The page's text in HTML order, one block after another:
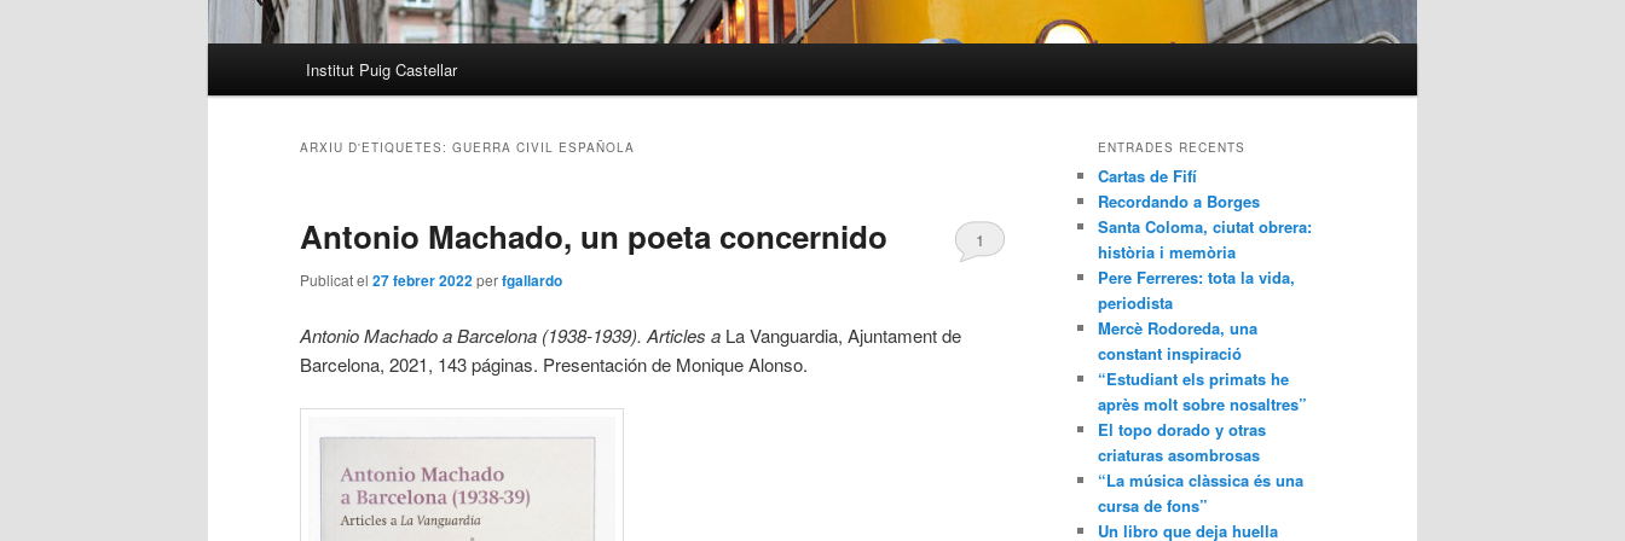
Institut Puig Castellar
ARXIU D'ETIQUETES: GUERRA CIVIL ESPAÑOLA
Antonio Machado, un poeta concernido
Publicat el 27 febrer 2022perfgallardo
1
Antonio Machado a Barcelona (1938-1939). Articles a La Vanguardia, Ajuntament de
Barcelona, 2021, 143 páginas. Presentación de Monique Alonso.
ENTRADES RECENTS
Cartas de Fifí
Recordando a Borges
Santa Coloma, ciutat obrera:
història i memòria
Pere Ferreres: tota la vida,
periodista
Mercè Rodoreda, una
constant inspiració
“Estudiant els primats he
après molt sobre nosaltres”
El topo dorado y otras
criaturas asombrosas
“La música clàssica és una
cursa de fons”
Un libro que deja huella